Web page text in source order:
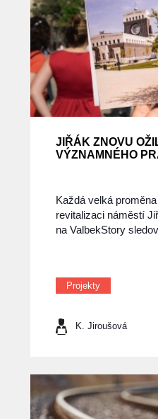
JIŘÁK ZNOVU
VÝZNAMNÉHO
Každá velká
revitalizaci náměstí
na ValbekStory
Projekty
K. Jiroušová